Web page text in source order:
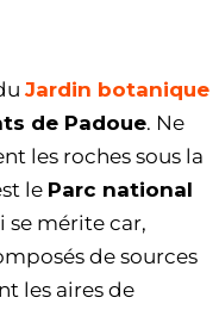
Jardin botanique
de Padoue. Ne
les roches sous la
le Parc national
se mérite car,
de sources
les aires de